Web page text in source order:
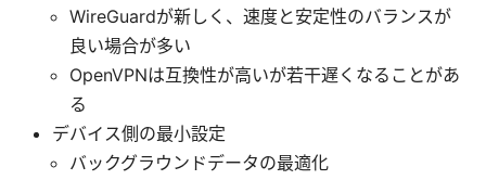
WireGuardが新しく、速度と安定性のバランスが
良い場合が多い
OpenVPNは互換性が高いが若干遅くなることがあ
る
デバイス側の最小設定
バックグラウンドデータの最適化